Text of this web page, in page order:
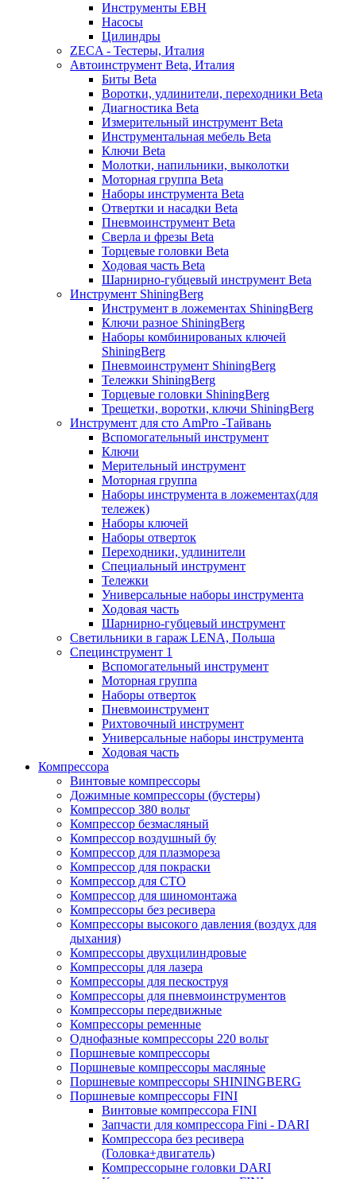
Инструменты EBH
Насосы
Цилиндры
ZECA - Тестеры, Италия
Автоинструмент Beta, Италия
Биты Beta
Воротки, удлинители, переходники Beta
Диагностика Beta
Измерительный инструмент Beta
Инструментальная мебель Beta
Ключи Beta
Молотки, напильники, выколотки
Моторная группа Beta
Наборы инструмента Beta
Отвертки и насадки Beta
Пневмоинструмент Beta
Сверла и фрезы Beta
Торцевые головки Beta
Ходовая часть Beta
Шарнирно-губцевый инструмент Beta
Инструмент ShiningBerg
Инструмент в ложементах ShiningBerg
Ключи разное ShiningBerg
Наборы комбинированых ключей
ShiningBerg
Пневмоинструмент ShiningBerg
Тележки ShiningBerg
Торцевые головки ShiningBerg
Трещетки, воротки, ключи ShiningBerg
Инструмент для сто AmPro -Тайвань
Вспомогательный инструмент
Ключи
Мерительный инструмент
Моторная группа
Наборы инструмента в ложементах(для
тележек)
Наборы ключей
Наборы отверток
Переходники, удлинители
Специальный инструмент
Тележки
Универсальные наборы инструмента
Ходовая часть
Шарнирно-губцевый инструмент
Светильники в гараж LENA, Польша
Специнструмент 1
Вспомогательный инструмент
Моторная группа
Наборы отверток
Пневмоинструмент
Рихтовочный инструмент
Универсальные наборы инструмента
Ходовая часть
Компрессора
Винтовые компрессоры
Дожимные компрессоры (бустеры)
Компрессор 380 вольт
Компрессор безмасляный
Компрессор воздушный бу
Компрессор для плазмореза
Компрессор для покраски
Компрессор для СТО
Компрессор для шиномонтажа
Компрессоры без ресивера
Компрессоры высокого давления (воздух для
дыхания)
Компрессоры двухцилиндровые
Компрессоры для лазера
Компрессоры для пескоструя
Компрессоры для пневмоинструментов
Компрессоры передвижные
Компрессоры ременные
Однофазные компрессоры 220 вольт
Поршневые компрессоры
Поршневые компрессоры масляные
Поршневые компрессоры SHININGBERG
Поршневые компрессоры FINI
Винтовые компрессора FINI
Запчасти для компрессора Fini - DARI
Компрессора без ресивера
(Головка+двигатель)
Компрессорыне головки DARI